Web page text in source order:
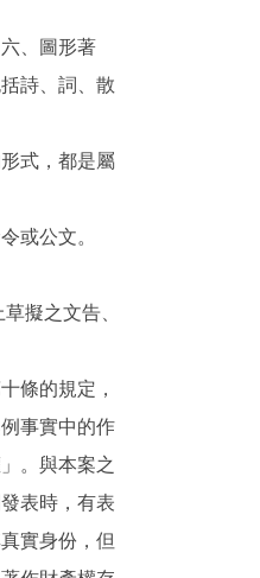
、圖形著
詩、詞、散
式，都是屬
或公文。
擬之文告、
條的規定，
事實中的作
。與本案之
表時，有表
實身份，但